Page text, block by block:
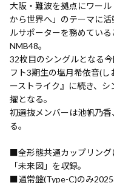
大阪・難波を拠点にワー
から世界へ」のテーマに
ルサポーターを務めてい
NMB48。
32枚目のシングルとなる
フト3期生の塩月希依音(
ーストライク』に続き、
擢となる。
初選抜メンバーは池帆乃
る。
■全形態共通カップリング
「未来図」を収録。
■通常盤(Type-C)のみ